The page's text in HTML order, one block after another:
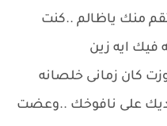
منك ياظالم ..كنت
ايه زين
كان زمانى خلصانه
على نافوخك ..وعضت